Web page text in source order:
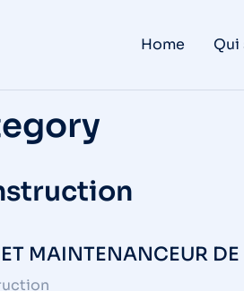
Home Qui
MAINTENANCEUR